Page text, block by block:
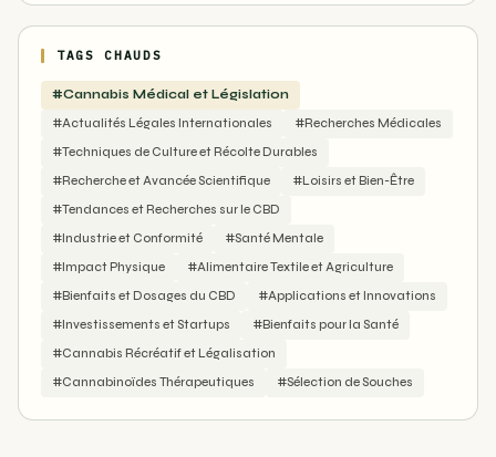
TAGS CHAUDS
#Cannabis Médical et Législation
#Actualités Légales Internationales
#Recherches Médicales
#Techniques de Culture et Récolte Durables
#Recherche et Avancée Scientifique
#Loisirs et Bien-Être
#Tendances et Recherches sur le CBD
#Industrie et Conformité
#Santé Mentale
#Impact Physique
#Alimentaire Textile et Agriculture
#Bienfaits et Dosages du CBD
#Applications et Innovations
#Investissements et Startups
#Bienfaits pour la Santé
#Cannabis Récréatif et Légalisation
#Cannabinoïdes Thérapeutiques
#Sélection de Souches